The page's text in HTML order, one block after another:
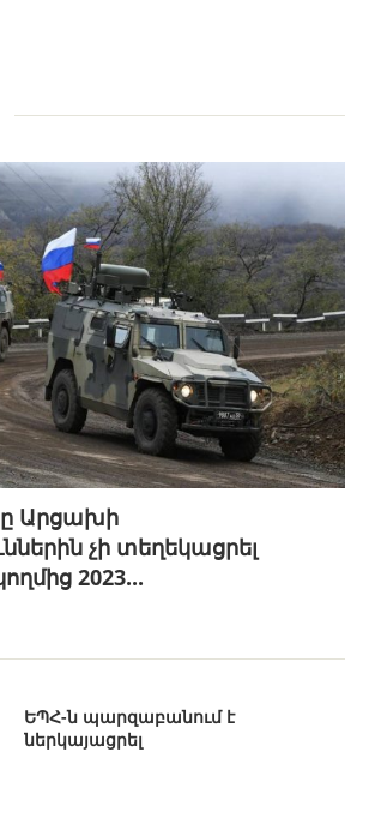
Արցախի
չի տեղեկացրել
2023...
ԵՊՀ-ն պարզաբանում է
ներկայացրել